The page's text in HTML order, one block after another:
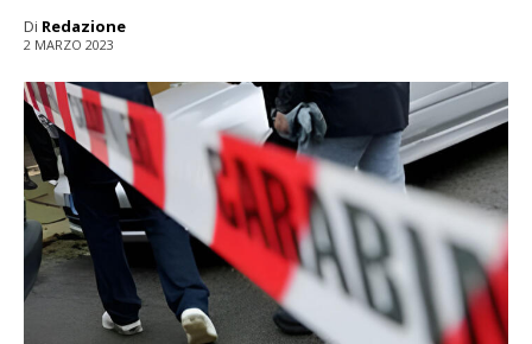
Di Redazione
2 MARZO 2023